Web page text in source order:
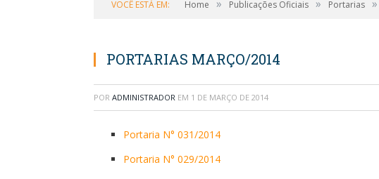
VOCÊ ESTÁ EM: Home » Publicações Oficiais » Portarias »
PORTARIAS MARÇO/2014
POR ADMINISTRADOR EM 1 DE MARÇO DE 2014
Portaria N° 031/2014
Portaria N° 029/2014